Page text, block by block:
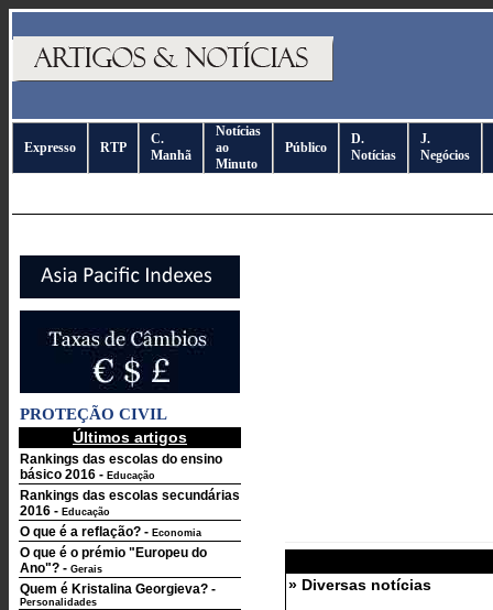
Expresso RTP
C.
Manhã
Notícias
ao
Minuto
Público
D.
Notícias
J.
Negócios
PROTEÇÃO CIVIL
Últimos artigos
Rankings das escolas do ensino
básico 2016 - Educação
Rankings das escolas secundárias
2016 - Educação
O que é a reflação? - Economia
O que é o prémio "Europeu do
Ano"? - Gerais
Quem é Kristalina Georgieva? -
Personalidades
» Diversas notícias